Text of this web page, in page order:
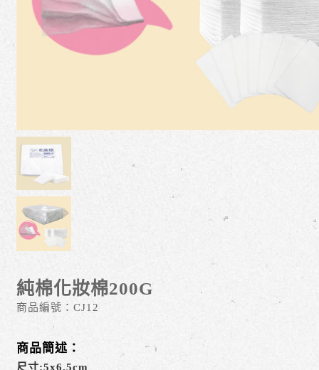
純棉化妝棉200G
商品編號： CJ12
商品簡述：
尺寸:5x6.5cm